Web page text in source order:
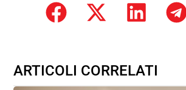
ARTICOLI CORRELATI